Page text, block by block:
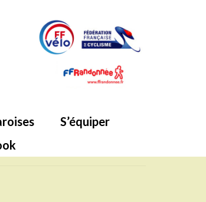
S’équiper